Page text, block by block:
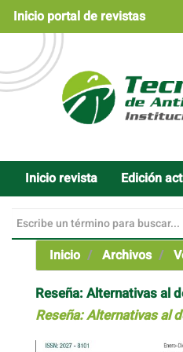
Navegación
principal
Contenido
principal
Barra
lateral
Inicio portal de revistas
Inicio revista Edición
Inicio
Archivos
Reseña: Alternativas al
Reseña: Alternativas al
Barra